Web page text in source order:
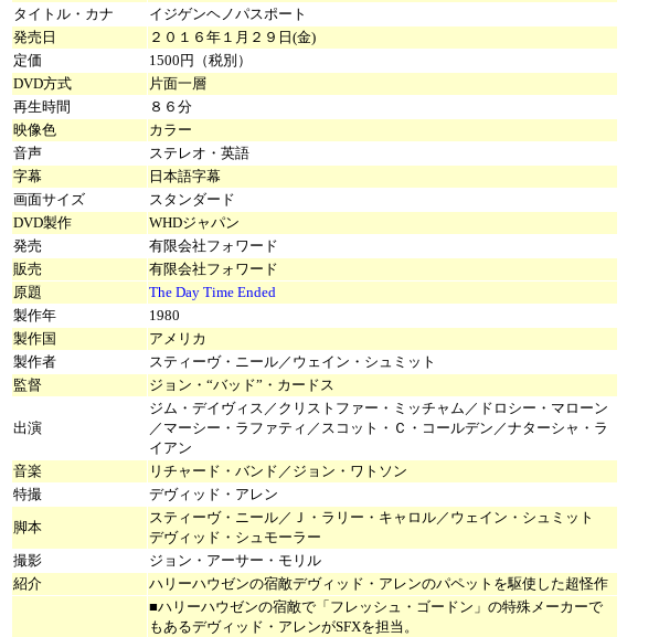
タイトル・カナ
イジゲンヘノパスポート
発売日
２０１６年１月２９日(金)
定価
1500円（税別）
DVD方式
片面一層
再生時間
８６分
映像色
カラー
音声
ステレオ・英語
字幕
日本語字幕
画面サイズ
スタンダード
DVD製作
WHDジャパン
発売
有限会社フォワード
販売
有限会社フォワード
原題
The Day Time Ended
製作年
1980
製作国
アメリカ
製作者
スティーヴ・ニール／ウェイン・シュミット
監督
ジョン・“バッド”・カードス
出演
ジム・デイヴィス／クリストファー・ミッチャム／ドロシー・マローン
／マーシー・ラファティ／スコット・Ｃ・コールデン／ナターシャ・ラ
イアン
音楽
リチャード・バンド／ジョン・ワトソン
特撮
デヴィッド・アレン
脚本
スティーヴ・ニール／Ｊ・ラリー・キャロル／ウェイン・シュミット
デヴィッド・シュモーラー
撮影
ジョン・アーサー・モリル
紹介
ハリーハウゼンの宿敵デヴィッド・アレンのパペットを駆使した超怪作
■ハリーハウゼンの宿敵で「フレッシュ・ゴードン」の特殊メーカーで
もあるデヴィッド・アレンがSFXを担当。